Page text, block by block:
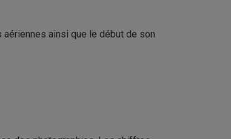
ainsi que le début de son